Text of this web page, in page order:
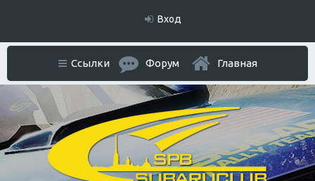
Вход
Ссылки Форум Главная